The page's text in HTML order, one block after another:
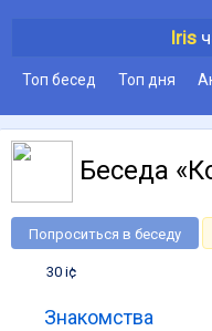
Iris
Топ бесед Топ дня
Беседа
Попроситься в беседу
30 i¢
Знакомства